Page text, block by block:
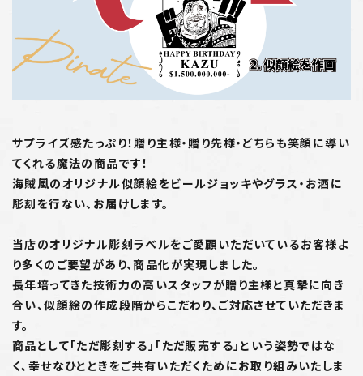
サプライズ感たっぷり！贈り主様・贈り先様・どちらも笑顔に導い
てくれる魔法の商品です！
海賊風のオリジナル似顔絵をビールジョッキやグラス・お酒に
彫刻を行ない、お届けします。
当店のオリジナル彫刻ラベルをご愛顧いただいているお客様よ
り多くのご要望があり、商品化が実現しました。
長年培ってきた技術力の高いスタッフが贈り主様と真摯に向き
合い、似顔絵の作成段階からこだわり、ご対応させていただきま
す。
商品として「ただ彫刻する」「ただ販売する」という姿勢ではな
く、幸せなひとときをご共有いただくためにお取り組みいたしま